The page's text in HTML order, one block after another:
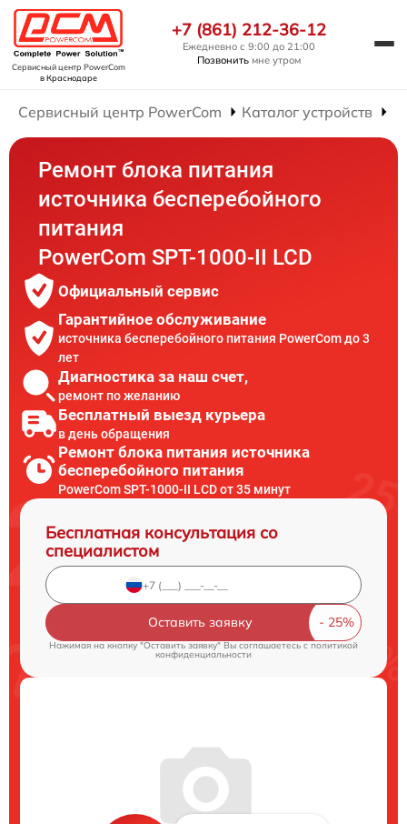
Сервисный центр PowerCom
в Краснодаре
+7 (861) 212-36-12
Ежедневно с 9:00 до 21:00
Позвонить мне утром
Сервисный центр PowerCom Каталог устройств
Ремонт блока питания
источника бесперебойного
питания
PowerCom SPT-1000-II LCD
Официальный сервис
Гарантийное обслуживание
источника бесперебойного питания PowerCom до 3
лет
Диагностика за наш счет,
ремонт по желанию
Бесплатный выезд курьера
в день обращения
Ремонт блока питания источника
бесперебойного питания
PowerCom SPT-1000-II LCD от 35 минут
Бесплатная консультация со
специалистом
Оставить заявку
Нажимая на кнопку "Оставить заявку" Вы соглашаетесь cполитикой
конфиденциальности